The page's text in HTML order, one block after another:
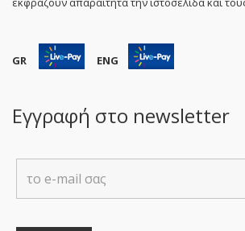
GR ENG
Εγγραφή στο newsletter